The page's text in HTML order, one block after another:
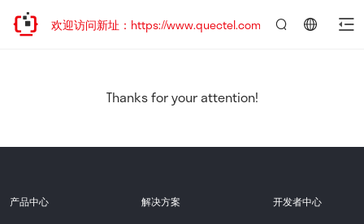
迁移，欢迎访问新址：https://www.quectel.com.cn
Thanks for your attention!
产品中心 解决方案 开发者中心